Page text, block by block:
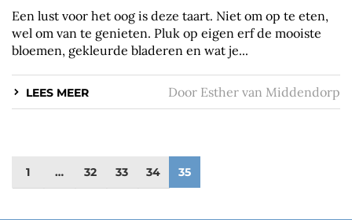
Een lust voor het oog is deze taart. Niet om op te eten,
wel om van te genieten. Pluk op eigen erf de mooiste
bloemen, gekleurde bladeren en wat je...
LEES MEER Door Esther van Middendorp
1 … 32 33 34 35